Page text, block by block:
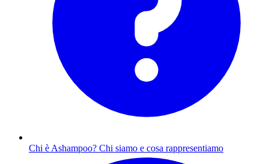
Chi è Ashampoo? Chi siamo e cosa rappresentiamo